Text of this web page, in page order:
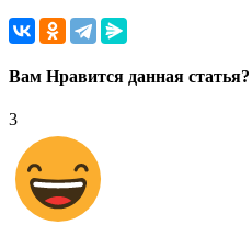
Вам Нравится данная статья?
3